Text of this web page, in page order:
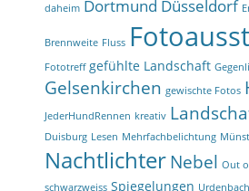
daheim Dortmund Düsseldorf
Brennweite Fluss
Fototreff gefühlte Landschaft
Gelsenkirchen gewischte Fotos
JederHundRennen kreativ
Duisburg Lesen Mehrfachbelichtung
NachtlichterNebel Out
schwarzweiss Spiegelungen